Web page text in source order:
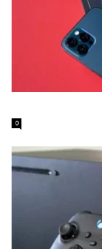
0